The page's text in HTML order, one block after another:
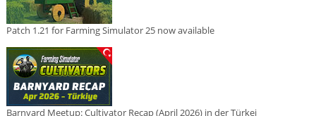
Patch 1.21 for Farming Simulator 25 now available
Barnyard Meetup: Cultivator Recap (April 2026) in der Türkei